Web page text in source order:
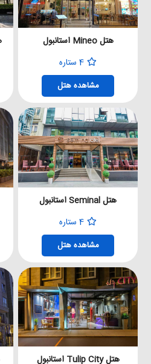
هتل Mineo استانبول
4 ستاره
مشاهده هتل
هتل Seminal استانبول
4 ستاره
مشاهده هتل
هتل Tulip City استانبول